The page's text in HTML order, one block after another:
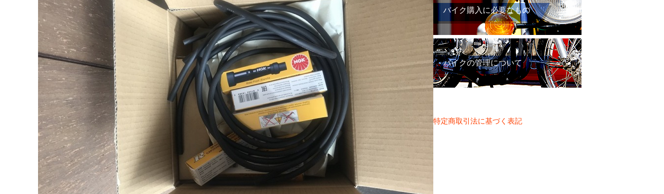
バイク購入に必要なもの
バイクの管理について
特定商取引法に基づく表記